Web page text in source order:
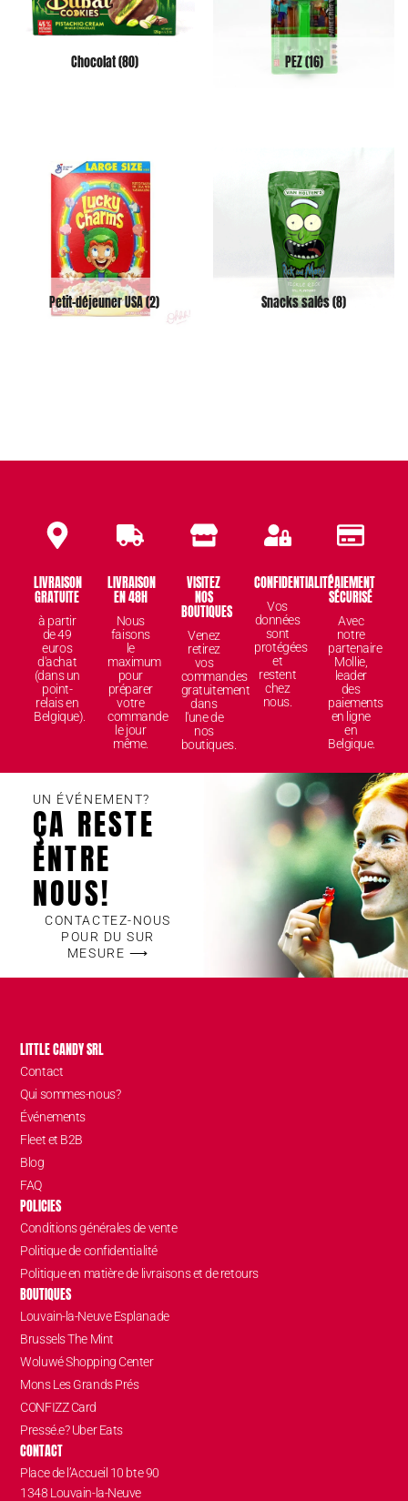
Chocolat(80) PEZ(16)
Petit-déjeuner USA(2) Snacks salés(8)
LIVRAISON
GRATUITE
à partir
de 49
euros
d'achat
(dans un
point-
relais en
Belgique).
LIVRAISON
EN 48H
Nous
faisons
le
maximum
pour
préparer
votre
commande
le jour
même.
VISITEZ
NOS
BOUTIQUES
Venez
retirez
vos
commandes
gratuitement
dans
l'une de
nos
boutiques.
CONFIDENTIALITÉ
Vos
données
sont
protégées
et
restent
chez
nous.
PAIEMENT
SÉCURISÉ
Avec
notre
partenaire
Mollie,
leader
des
paiements
en ligne
en
Belgique.
UN ÉVÉNEMENT?
ÇA RESTE
ENTRE
NOUS!
CONTACTEZ-NOUS
POUR DU SUR
MESURE ⟶
LITTLE CANDY SRL
Contact
Qui sommes-nous?
Événements
Fleet et B2B
Blog
FAQ
POLICIES
Conditions générales de vente
Politique de confidentialité
Politique en matière de livraisons et de retours
BOUTIQUES
Louvain-la-Neuve Esplanade
Brussels The Mint
Woluwé Shopping Center
Mons Les Grands Prés
CONFIZZ Card
Pressé.e? Uber Eats
CONTACT
Place de l’Accueil 10 bte 90
1348 Louvain-la-Neuve